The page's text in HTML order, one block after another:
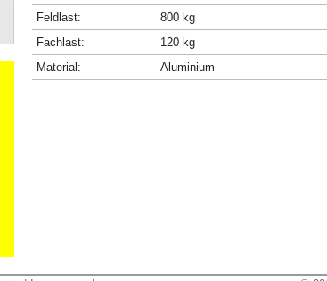
Feldlast:
800 kg
Fachlast:
120 kg
Material:
Aluminium